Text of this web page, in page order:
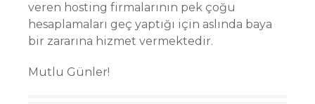
veren hosting firmalarının pek çoğu
hesaplamaları geç yaptığı için aslında baya
bir zararına hizmet vermektedir.
Mutlu Günler!